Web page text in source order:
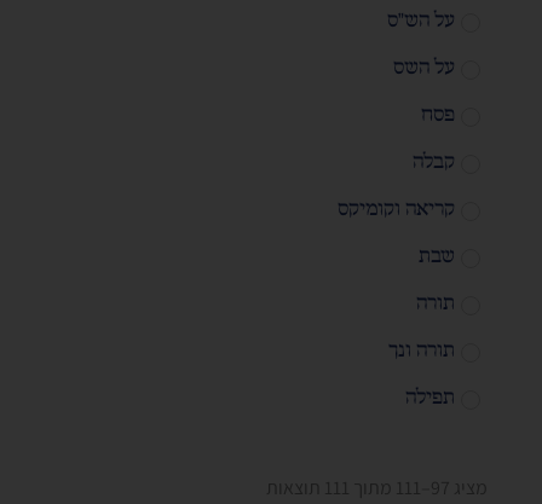
על הש"ס
על השס
פסח
קבלה
קריאה וקומיקס
שבת
תורה
תורה ונך
תפילה
מציג 97–111 מתוך 111 תוצאות